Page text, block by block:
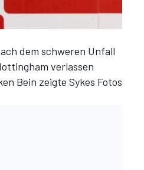
dem schweren Unfall
verlassen
Bein zeigte Sykes Fotos